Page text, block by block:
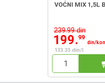
VOĆNI MIX 1,5L
239.99 din
199.99
din/
133.33 din/l